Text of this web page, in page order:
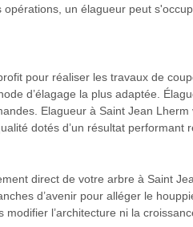
un élagueur peut
pour réaliser les travaux de
d’élagage la plus adaptée.
Elagueur à Saint Jean
dotés d’un résultat performant
direct de votre arbre à Saint
d’avenir pour alléger le
l’architecture ni la